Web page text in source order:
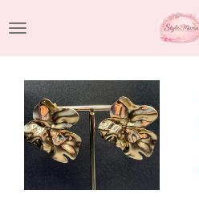
direct
naar
hoofdinhoud